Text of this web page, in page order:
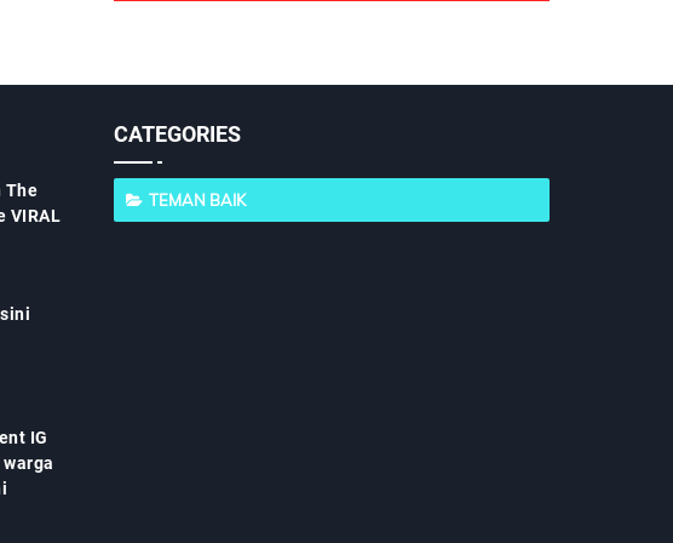
The
VIRAL
IG
CATEGORIES
TEMAN BAIK